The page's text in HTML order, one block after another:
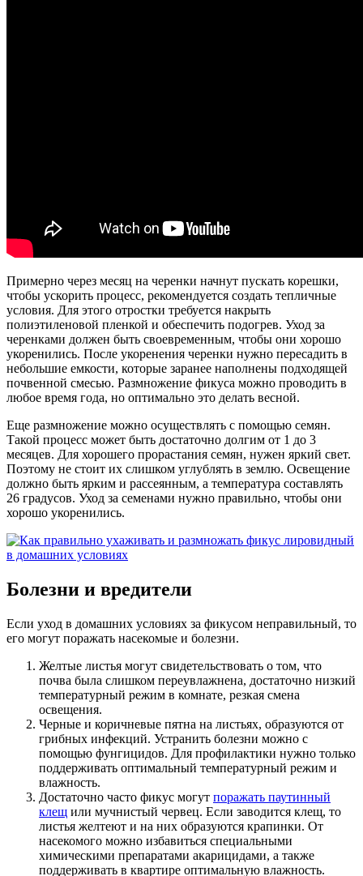
Примерно через месяц на черенки начнут пускать корешки,
чтобы ускорить процесс, рекомендуется создать тепличные
условия. Для этого отростки требуется накрыть
полиэтиленовой пленкой и обеспечить подогрев. Уход за
черенками должен быть своевременным, чтобы они хорошо
укоренились. После укоренения черенки нужно пересадить в
небольшие емкости, которые заранее наполнены подходящей
почвенной смесью. Размножение фикуса можно проводить в
любое время года, но оптимально это делать весной.
Еще размножение можно осуществлять с помощью семян.
Такой процесс может быть достаточно долгим от 1 до 3
месяцев. Для хорошего прорастания семян, нужен яркий свет.
Поэтому не стоит их слишком углублять в землю. Освещение
должно быть ярким и рассеянным, а температура составлять
26 градусов. Уход за семенами нужно правильно, чтобы они
хорошо укоренились.
Болезни и вредители
Если уход в домашних условиях за фикусом неправильный, то
его могут поражать насекомые и болезни.
Желтые листья могут свидетельствовать о том, что
почва была слишком переувлажнена, достаточно низкий
температурный режим в комнате, резкая смена
освещения.
Черные и коричневые пятна на листьях, образуются от
грибных инфекций. Устранить болезни можно с
помощью фунгицидов. Для профилактики нужно только
поддерживать оптимальный температурный режим и
влажность.
Достаточно часто фикус могут поражать паутинный
клещ или мучнистый червец. Если заводится клещ, то
листья желтеют и на них образуются крапинки. От
насекомого можно избавиться специальными
химическими препаратами акарицидами, а также
поддерживать в квартире оптимальную влажность.